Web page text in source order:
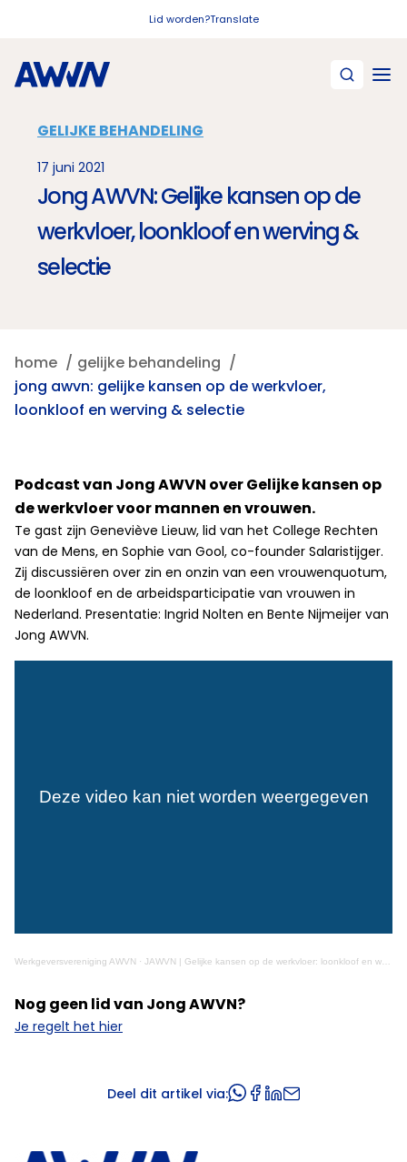
Lid worden?Translate
GELIJKE BEHANDELING
17 juni 2021
Jong AWVN: Gelijke kansen op de
werkvloer, loonkloof en werving &
selectie
home
gelijke behandeling
jong awvn: gelijke kansen op de werkvloer,
loonkloof en werving & selectie
Podcast van Jong AWVN over Gelijke kansen op
de werkvloer voor mannen en vrouwen.
Te gast zijn Geneviève Lieuw, lid van het College Rechten
van de Mens, en Sophie van Gool, co-founder Salaristijger.
Zij discussiëren over zin en onzin van een vrouwenquotum,
de loonkloof en de arbeidsparticipatie van vrouwen in
Nederland. Presentatie: Ingrid Nolten en Bente Nijmeijer van
Jong AWVN.
Werkgeversvereniging AWVN · JAWVN | Gelijke kansen op de werkvloer: loonkloof en werving & selectie
Nog geen lid van Jong AWVN?
Je regelt het hier
Deel dit artikel via: